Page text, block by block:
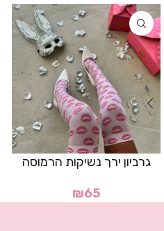
גרביון ירך נשיקות הרמוסה
₪65